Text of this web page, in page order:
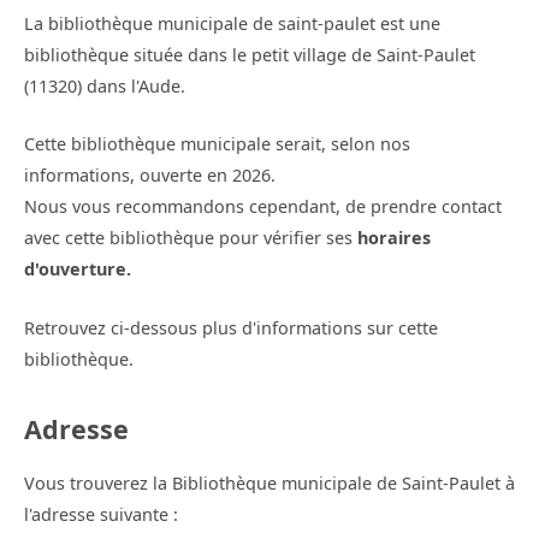
La bibliothèque municipale de saint-paulet est une
bibliothèque située dans le petit village de Saint-Paulet
(11320) dans l'Aude.
Cette bibliothèque municipale serait, selon nos
informations, ouverte en 2026.
Nous vous recommandons cependant, de prendre contact
avec cette bibliothèque pour vérifier ses horaires
d'ouverture.
Retrouvez ci-dessous plus d'informations sur cette
bibliothèque.
Adresse
Vous trouverez la Bibliothèque municipale de Saint-Paulet à
l'adresse suivante :